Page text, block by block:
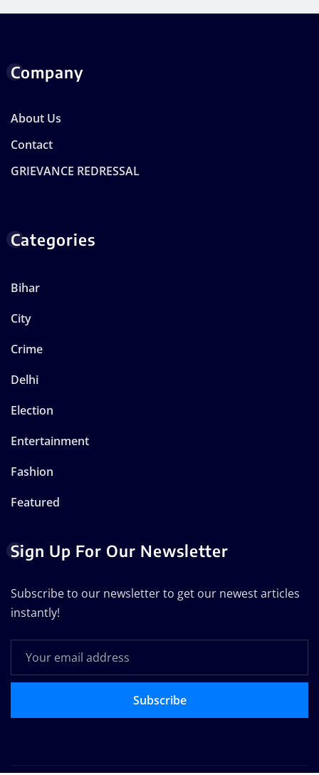
Company
About Us
Contact
GRIEVANCE REDRESSAL
Categories
Bihar
City
Crime
Delhi
Election
Entertainment
Fashion
Featured
Sign Up For Our Newsletter
Subscribe to our newsletter to get our newest articles
instantly!
Subscribe